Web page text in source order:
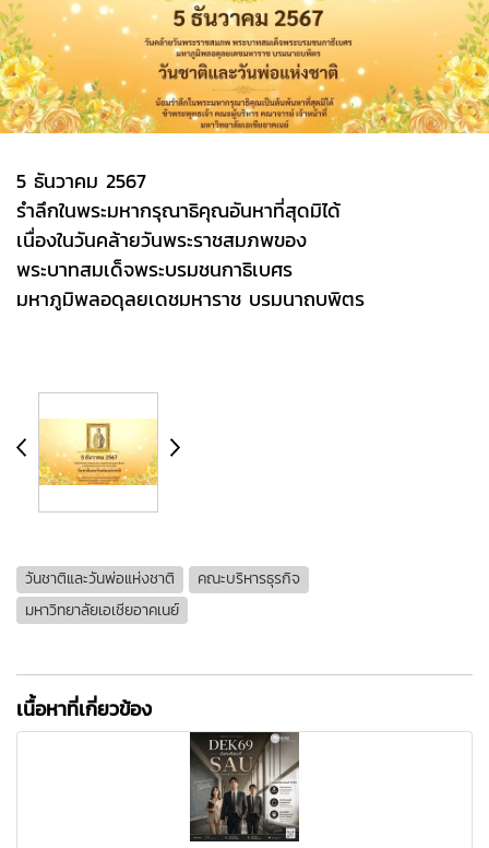
5 ธันวาคม 2567
รำลึกในพระมหากรุณาธิคุณอันหาที่สุดมิได้
เนื่องในวันคล้ายวันพระราชสมภพของ
พระบาทสมเด็จพระบรมชนกาธิเบศร
มหาภูมิพลอดุลยเดชมหาราช บรมนาถบพิตร
วันชาติและวันพ่อแห่งชาติ
คณะบริหารธุรกิจ
มหาวิทยาลัยเอเชียอาคเนย์
เนื้อหาที่เกี่ยวข้อง